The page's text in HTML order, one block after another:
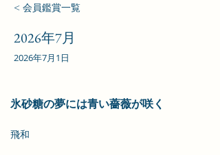
< 会員鑑賞一覧
2026年7月
2026年7月1日
氷砂糖の夢には青い薔薇が咲く
飛和